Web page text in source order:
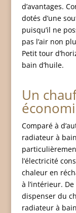
d’avantages.
dotés d’une
puisqu’il ne
pas l’air non
Petit tour
bain d’huile.
Un
Comparé à
radiateur à
l’électricité
chaleur en
à l’intérieur.
dispenser du
radiateur à